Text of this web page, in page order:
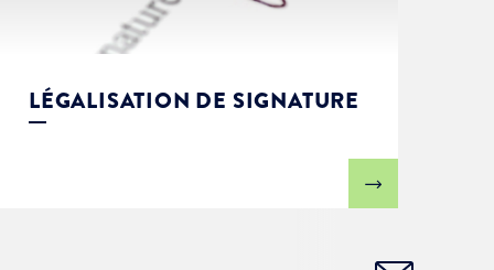
LÉGALISATION DE SIGNATURE